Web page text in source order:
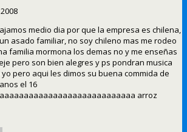
medio dia por que la empresa es chilena,
asado familiar, no soy chileno mas me rodeo
familia mormona los demas no y me enseñas
pero son bien alegres y ps pondran musica
pero aqui les dimos su buena commida de
el 16
arroz